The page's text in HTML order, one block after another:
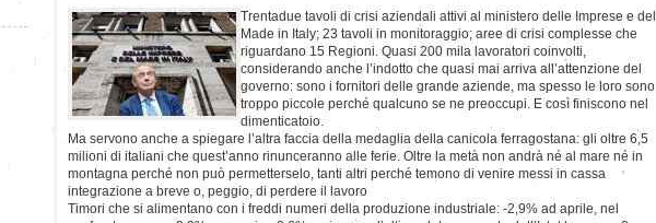
Trentadue tavoli di crisi aziendali attivi al ministero delle Imprese e del
Made in Italy; 23 tavoli in monitoraggio; aree di crisi complesse che
riguardano 15 Regioni. Quasi 200 mila lavoratori coinvolti,
considerando anche l’indotto che quasi mai arriva all’attenzione del
governo: sono i fornitori delle grande aziende, ma spesso le loro sono
troppo piccole perché qualcuno se ne preoccupi. E così finiscono nel
dimenticatoio.
Ma servono anche a spiegare l’altra faccia della medaglia della canicola ferragostana: gli oltre 6,5
milioni di italiani che quest’anno rinunceranno alle ferie. Oltre la metà non andrà né al mare né in
montagna perché non può permetterselo, tanti altri perché temono di venire messi in cassa
integrazione a breve o, peggio, di perdere il lavoro
Timori che si alimentano con i freddi numeri della produzione industriale: -2,9% ad aprile, nel